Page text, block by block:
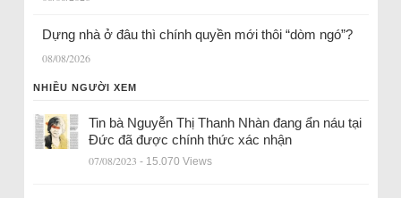
Dựng nhà ở đâu thì chính quyền mới thôi “dòm ngó”?
08/08/2026
NHIỀU NGƯỜI XEM
Tin bà Nguyễn Thị Thanh Nhàn đang ẩn náu tại
Đức đã được chính thức xác nhận
07/08/2023 - 15.070 Views